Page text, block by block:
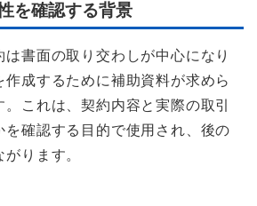
を確認する背景
書面の取り交わしが中心になり
作成するために補助資料が求めら
これは、契約内容と実際の取引
を確認する目的で使用され、後の
ります。